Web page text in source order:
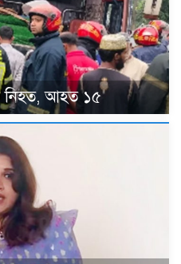
নিহত, আহত ১৫